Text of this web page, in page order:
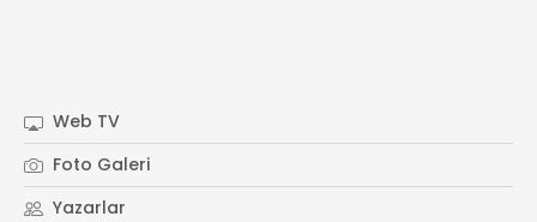
Web TV
Foto Galeri
Yazarlar